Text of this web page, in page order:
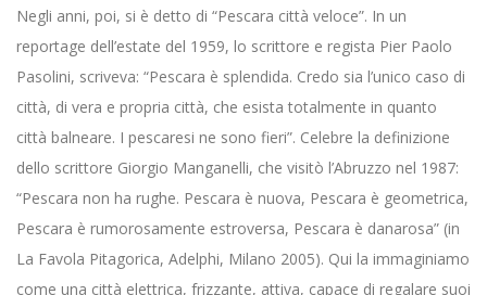
Negli anni, poi, si è detto di “Pescara città veloce”. In un
reportage dell’estate del 1959, lo scrittore e regista Pier Paolo
Pasolini, scriveva: “Pescara è splendida. Credo sia l’unico caso di
città, di vera e propria città, che esista totalmente in quanto
città balneare. I pescaresi ne sono fieri”. Celebre la definizione
dello scrittore Giorgio Manganelli, che visitò l’Abruzzo nel 1987:
“Pescara non ha rughe. Pescara è nuova, Pescara è geometrica,
Pescara è rumorosamente estroversa, Pescara è danarosa” (in
La Favola Pitagorica, Adelphi, Milano 2005). Qui la immaginiamo
come una città elettrica, frizzante, attiva, capace di regalare suoi